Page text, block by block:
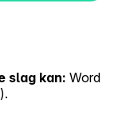
slag kan: Word